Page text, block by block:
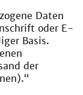
Daten
oder E-
Basis.
der